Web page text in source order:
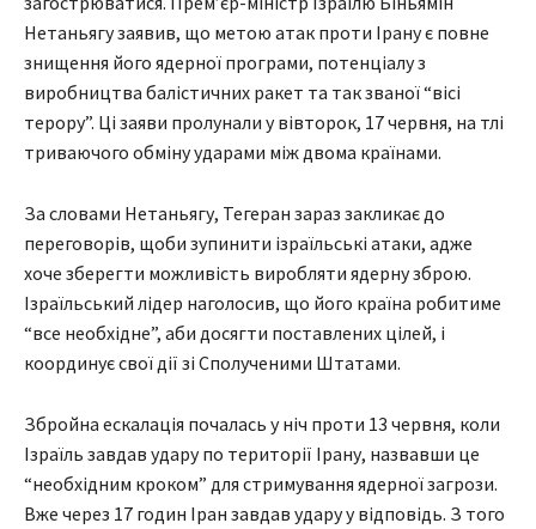
Нетаньягу заявив, що метою атак проти Ірану є повне
знищення його ядерної програми, потенціалу з
виробництва балістичних ракет та так званої “вісі
терору”. Ці заяви пролунали у вівторок, 17 червня, на тлі
триваючого обміну ударами між двома країнами.
За словами Нетаньягу, Тегеран зараз закликає до
переговорів, щоби зупинити ізраїльські атаки, адже
хоче зберегти можливість виробляти ядерну зброю.
Ізраїльський лідер наголосив, що його країна робитиме
“все необхідне”, аби досягти поставлених цілей, і
координує свої дії зі Сполученими Штатами.
Збройна ескалація почалась у ніч проти 13 червня, коли
Ізраїль завдав удару по території Ірану, назвавши це
“необхідним кроком” для стримування ядерної загрози.
Вже через 17 годин Іран завдав удару у відповідь. З того